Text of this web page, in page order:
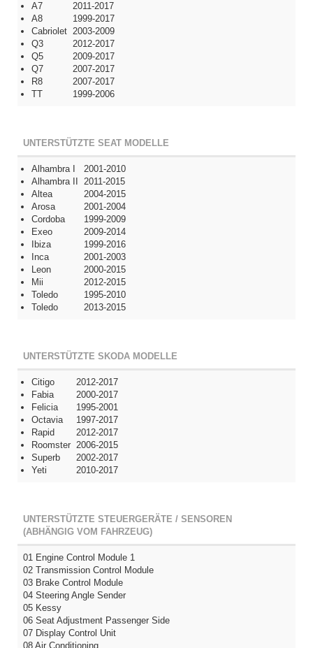
A7
2011-2017
A8
1999-2017
Cabriolet 2003-2009
Q3
2012-2017
Q5
2009-2017
Q7
2007-2017
R8
2007-2017
TT
1999-2006
UNTERSTÜTZTE SEAT MODELLE
Alhambra I
2001-2010
Alhambra II 2011-2015
Altea
2004-2015
Arosa
2001-2004
Cordoba
1999-2009
Exeo
2009-2014
Ibiza
1999-2016
Inca
2001-2003
Leon
2000-2015
Mii
2012-2015
Toledo
1995-2010
Toledo
2013-2015
UNTERSTÜTZTE SKODA MODELLE
Citigo
2012-2017
Fabia
2000-2017
Felicia
1995-2001
Octavia
1997-2017
Rapid
2012-2017
Roomster 2006-2015
Superb
2002-2017
Yeti
2010-2017
UNTERSTÜTZTE STEUERGERÄTE / SENSOREN
(ABHÄNGIG VOM FAHRZEUG)
01 Engine Control Module 1
02 Transmission Control Module
03 Brake Control Module
04 Steering Angle Sender
05 Kessy
06 Seat Adjustment Passenger Side
07 Display Control Unit
08 Air Conditioning